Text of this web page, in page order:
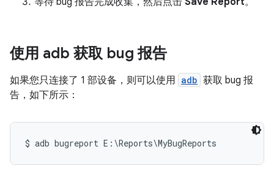
使用 adb 获取 bug 报告
如果您只连接了 1 部设备，则可以使用 adb 获取 bug 报
告，如下所示：